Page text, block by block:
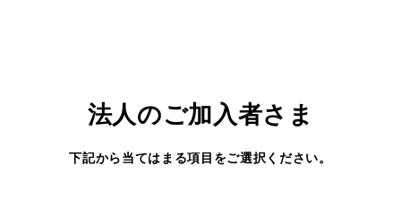
法人のご加入者さま
下記から当てはまる項目をご選択ください。